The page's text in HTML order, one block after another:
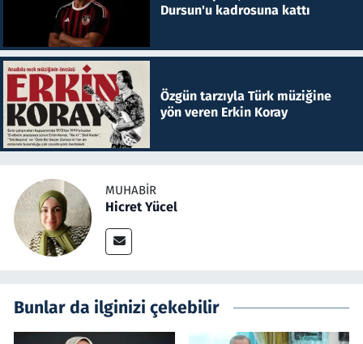
Dursun'u kadrosuna kattı
Özgün tarzıyla Türk müziğine
yön veren Erkin Koray
MUHABIR
Hicret Yücel
Bunlar da ilginizi çekebilir